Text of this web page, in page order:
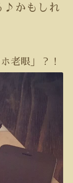
♪かもしれ
老眼」？！